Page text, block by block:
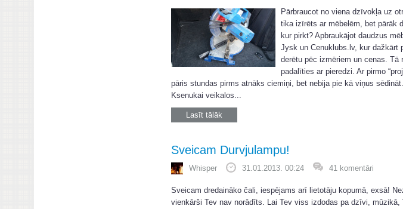
Pārbraucot no viena dzīvokļa uz
tika izīrēts ar mēbelēm, bet pārāk
kur pirkt? Apbraukājot daudzus
Jysk un Cenuklubs.lv, kur dažkārt
derētu pēc izmēriem un cenas.
padalīties ar pieredzi. Ar pirmo
pāris stundas pirms atnāks ciemiņi, bet nebija pie kā viņus
Ksenukai veikalos...
Lasīt tālāk
Sveicam Durvjulampu!
Whisper 31.01.2013. 00:24 41 komentāri
Sveicam dredaināko čali, iespējams arī lietotāju kopumā, exsā!
vienkārši Tev nav norādīts. Lai Tev viss izdodas pa dzīvi,